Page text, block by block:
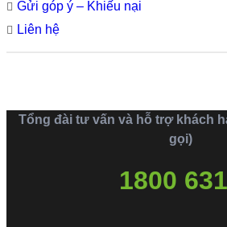
Gửi góp ý – Khiếu nại
Liên hệ
Tổng đài tư vấn và hỗ trợ khách
gọi)
1800